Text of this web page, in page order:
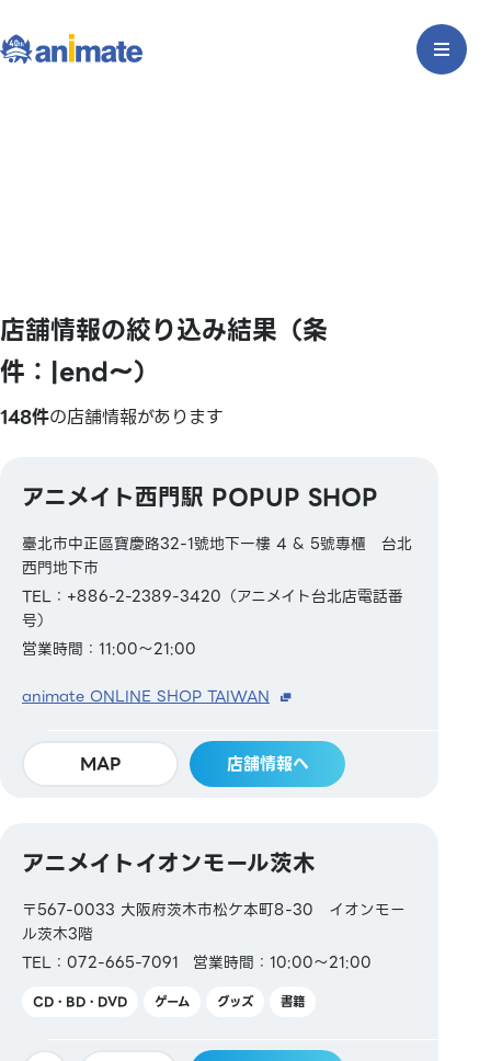
店舗情報の絞り込み結果（条
件：|end〜）
148件の店舗情報があります
アニメイト西門駅 POPUP SHOP
臺北市中正區寶慶路32-1號地下一樓 4 & 5號專櫃 台北
西門地下市
TEL：+886-2-2389-3420（アニメイト台北店電話番
号）
営業時間：11:00～21:00
animate ONLINE SHOP TAIWAN
MAP 店舗情報へ
アニメイトイオンモール茨木
〒567-0033 大阪府茨木市松ケ本町8-30 イオンモー
ル茨木3階
TEL：072-665-7091
営業時間：10:00～21:00
CD・BD・DVD ゲーム グッズ 書籍